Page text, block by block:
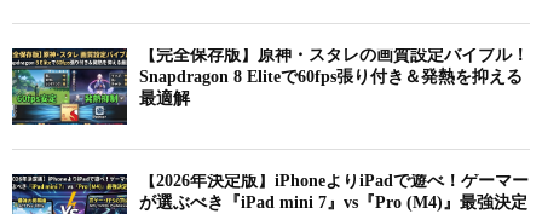
【完全保存版】原神・スタレの画質設定バイブル！
Snapdragon 8 Eliteで60fps張り付き＆発熱を抑える
最適解
【2026年決定版】iPhoneよりiPadで遊べ！ゲーマー
が選ぶべき『iPad mini 7』vs『Pro (M4)』最強決定